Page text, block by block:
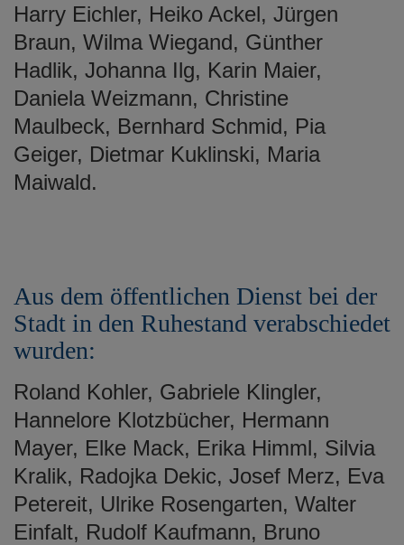
Harry Eichler, Heiko Ackel, Jürgen
Braun, Wilma Wiegand, Günther
Hadlik, Johanna Ilg, Karin Maier,
Daniela Weizmann, Christine
Maulbeck, Bernhard Schmid, Pia
Geiger, Dietmar Kuklinski, Maria
Maiwald.
Aus dem öffentlichen Dienst bei der
Stadt in den Ruhestand verabschiedet
wurden:
Roland Kohler, Gabriele Klingler,
Hannelore Klotzbücher, Hermann
Mayer, Elke Mack, Erika Himml, Silvia
Kralik, Radojka Dekic, Josef Merz, Eva
Petereit, Ulrike Rosengarten, Walter
Einfalt, Rudolf Kaufmann, Bruno